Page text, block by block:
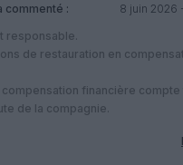
commenté :
8 juin 2026
responsable.
de restauration en
compensation financière compte
de la compagnie.